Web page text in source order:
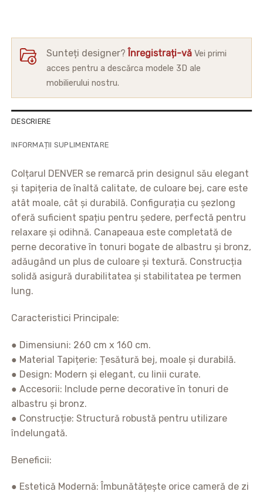
Sunteți designer?Înregistrați-vă Vei primi
acces pentru a descărca modele 3D ale
mobilierului nostru.
DESCRIERE
INFORMAȚII SUPLIMENTARE
Colțarul DENVER se remarcă prin designul său elegant
și tapițeria de înaltă calitate, de culoare bej, care este
atât moale, cât și durabilă. Configurația cu șezlong
oferă suficient spațiu pentru ședere, perfectă pentru
relaxare și odihnă. Canapeaua este completată de
perne decorative în tonuri bogate de albastru și bronz,
adăugând un plus de culoare și textură. Construcția
solidă asigură durabilitatea și stabilitatea pe termen
lung.
Caracteristici Principale:
● Dimensiuni: 260 cm x 160 cm.
● Material Tapițerie: Țesătură bej, moale și durabilă.
● Design: Modern și elegant, cu linii curate.
● Accesorii: Include perne decorative în tonuri de
albastru și bronz.
● Construcție: Structură robustă pentru utilizare
îndelungată.
Beneficii:
● Estetică Modernă: Îmbunătățește orice cameră de zi